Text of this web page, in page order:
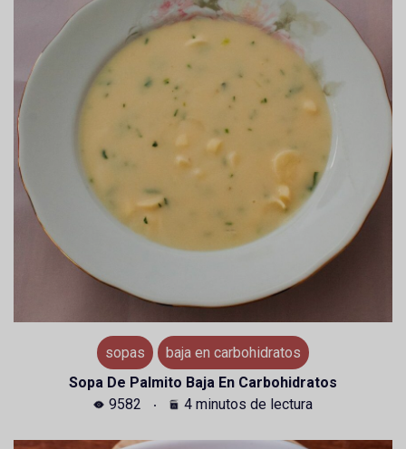
sopas
baja en carbohidratos
Sopa De Palmito Baja En Carbohidratos
9582
4 minutos de lectura